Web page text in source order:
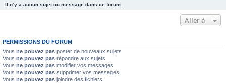
Il n’y a aucun sujet ou message dans ce forum.
Aller à
PERMISSIONS DU FORUM
Vous ne pouvez pas poster de nouveaux sujets
Vous ne pouvez pas répondre aux sujets
Vous ne pouvez pas modifier vos messages
Vous ne pouvez pas supprimer vos messages
Vous ne pouvez pas joindre des fichiers